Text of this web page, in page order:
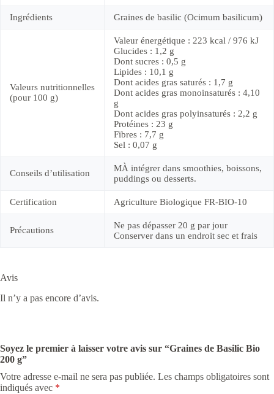
Ingrédients Graines de basilic (Ocimum basilicum)
Valeurs nutritionnelles
(pour 100 g)
Valeur énergétique : 223 kcal / 976 kJ
Glucides : 1,2 g
Dont sucres : 0,5 g
Lipides : 10,1 g
Dont acides gras saturés : 1,7 g
Dont acides gras monoinsaturés : 4,10
g
Dont acides gras polyinsaturés : 2,2 g
Protéines : 23 g
Fibres : 7,7 g
Sel : 0,07 g
Conseils d’utilisation
MÀ intégrer dans smoothies, boissons,
puddings ou desserts.
Certification Agriculture Biologique FR-BIO-10
Précautions
Ne pas dépasser 20 g par jour
Conserver dans un endroit sec et frais
Avis
Il n’y a pas encore d’avis.
Soyez le premier à laisser votre avis sur “Graines de Basilic Bio
200 g”
Votre adresse e-mail ne sera pas publiée. Les champs obligatoires sont
indiqués avec *